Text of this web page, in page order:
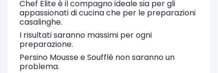
Chef Elite è il compagno ideale sia per gli
appassionati di cucina che per le preparazioni
casalinghe.
I risultati saranno massimi per ogni
preparazione.
Persino Mousse e Soufflé non saranno un
problema.